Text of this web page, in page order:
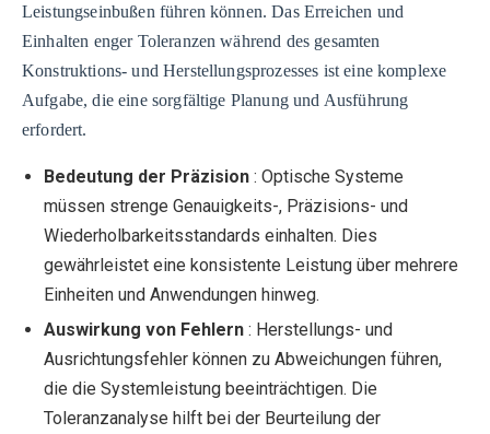
Leistungseinbußen führen können. Das Erreichen und
Einhalten enger Toleranzen während des gesamten
Konstruktions- und Herstellungsprozesses ist eine komplexe
Aufgabe, die eine sorgfältige Planung und Ausführung
erfordert.
Bedeutung der Präzision : Optische Systeme
müssen strenge Genauigkeits-, Präzisions- und
Wiederholbarkeitsstandards einhalten. Dies
gewährleistet eine konsistente Leistung über mehrere
Einheiten und Anwendungen hinweg.
Auswirkung von Fehlern : Herstellungs- und
Ausrichtungsfehler können zu Abweichungen führen,
die die Systemleistung beeinträchtigen. Die
Toleranzanalyse hilft bei der Beurteilung der